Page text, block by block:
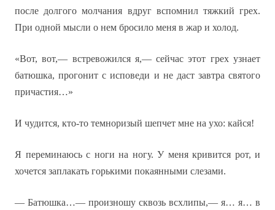
после долгого молчания вдруг вспомнил тяжкий грех.
При одной мысли о нем бросило меня в жар и холод.
«Вот, вот,— встревожился я,— сейчас этот грех узнает
батюшка, прогонит с исповеди и не даст завтра святого
причастия…»
И чудится, кто-то темноризый шепчет мне на ухо: кайся!
Я переминаюсь с ноги на ногу. У меня кривится рот, и
хочется заплакать горькими покаянными слезами.
— Батюшка…— произношу сквозь всхлипы,— я… я… в